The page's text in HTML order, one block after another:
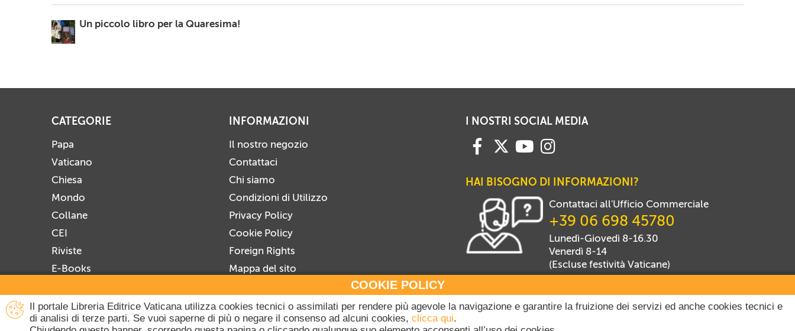
Un piccolo libro per la Quaresima!
COOKIE POLICY
Il portale Libreria Editrice Vaticana utilizza cookies tecnici o assimilati per rendere più agevole la navigazione e garantire la fruizione dei servizi ed anche cookies tecnici e
di analisi di terze parti. Se vuoi saperne di più o negare il consenso ad alcuni cookies, clicca qui.
CATEGORIE
Papa
Vaticano
Chiesa
Mondo
Collane
CEI
Riviste
E-Books
INFORMAZIONI
Il nostro negozio
Contattaci
Chi siamo
Condizioni di Utilizzo
Privacy Policy
Cookie Policy
Foreign Rights
Mappa del sito
Disiscriviti dalla Newsletter
I NOSTRI SOCIAL MEDIA
HAI BISOGNO DI INFORMAZIONI?
Contattaci all'Ufficio Commerciale
+39 06 698 45780
Lunedì-Giovedì 8-16.30
Venerdì 8-14
(Escluse festività Vaticane)